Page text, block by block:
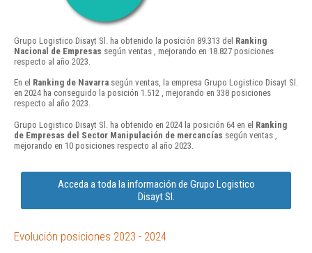
Grupo Logistico Disayt Sl. ha obtenido la posición 89.313 del Ranking
Nacional de Empresas según ventas , mejorando en 18.827 posiciones
respecto al año 2023.
En el Ranking de Navarra según ventas, la empresa Grupo Logistico Disayt Sl.
en 2024 ha conseguido la posición 1.512 , mejorando en 338 posiciones
respecto al año 2023.
Grupo Logistico Disayt Sl. ha obtenido en 2024 la posición 64 en el Ranking
de Empresas del Sector Manipulación de mercancías según ventas ,
mejorando en 10 posiciones respecto al año 2023.
Acceda a toda la información de Grupo Logistico
Disayt Sl.
Evolución posiciones 2023 - 2024